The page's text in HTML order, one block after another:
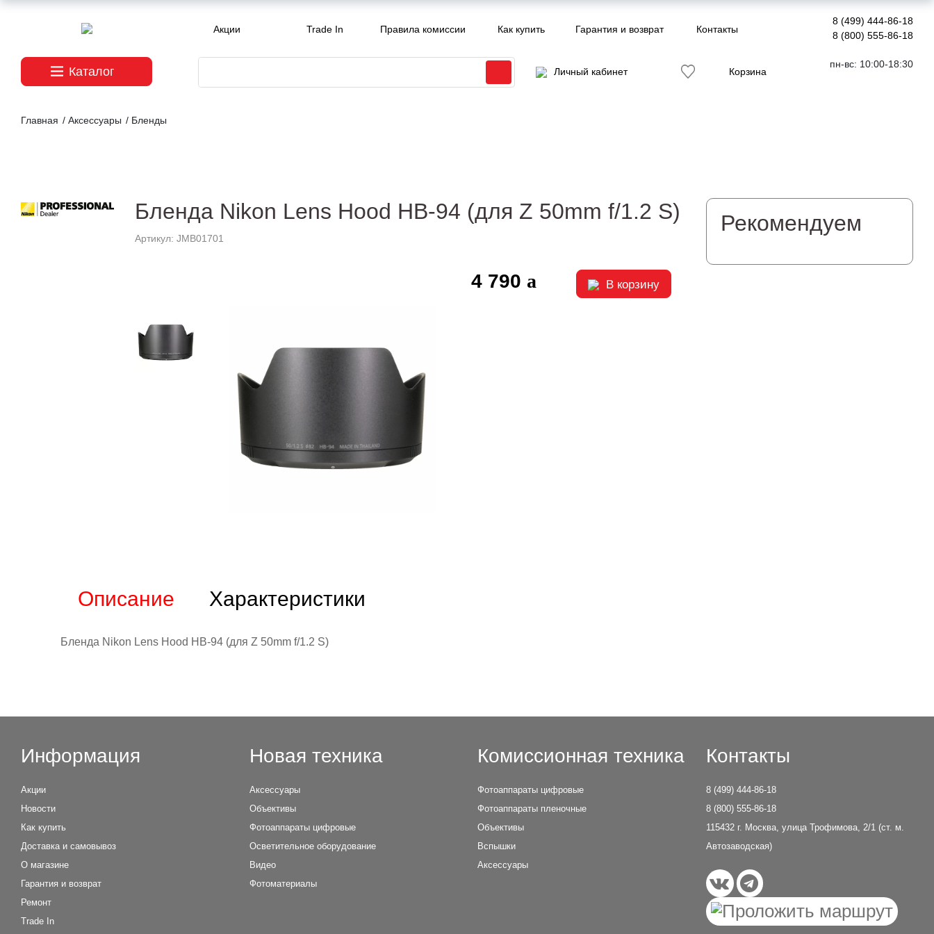
Акции Trade In Правила комиссии Как купить Гарантия и возврат Контакты
8 (499) 444-86-18
8 (800) 555-86-18
Каталог Личный кабинет Корзина
пн-вс: 10:00-18:30
Главная / Аксессуары / Бленды
Бленда Nikon Lens Hood HB-94 (для Z 50mm f/1.2 S)
Артикул: JMB01701
4 790 В корзину
Описание Характеристики
Бленда Nikon Lens Hood HB-94 (для Z 50mm f/1.2 S)
Рекомендуем
Информация
Акции
Новости
Как купить
Доставка и самовывоз
О магазине
Гарантия и возврат
Ремонт
Trade In
Новая техника
Аксессуары
Объективы
Фотоаппараты цифровые
Осветительное оборудование
Видео
Фотоматериалы
Комиссионная техника
Фотоаппараты цифровые
Фотоаппараты пленочные
Объективы
Вспышки
Аксессуары
Контакты
8 (499) 444-86-18
8 (800) 555-86-18
115432 г. Москва, улица Трофимова, 2/1 (ст. м.
Автозаводская)